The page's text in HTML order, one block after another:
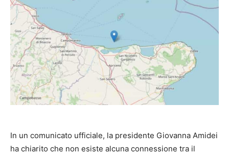
In un comunicato ufficiale, la presidente Giovanna Amidei
ha chiarito che non esiste alcuna connessione tra il